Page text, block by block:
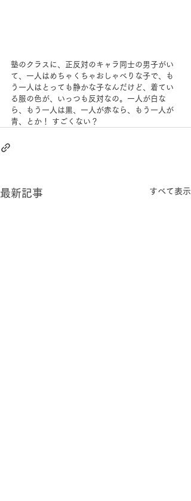
塾のクラスに、正反対のキャラ同士の男子がい
て、一人はめちゃくちゃおしゃべりな子で、も
う一人はとっても静かな子なんだけど、着てい
る服の色が、いっつも反対なの。一人が白な
ら、もう一人は黒、一人が赤なら、もう一人が
青、とか！ すごくない？
最新記事 すべて表示